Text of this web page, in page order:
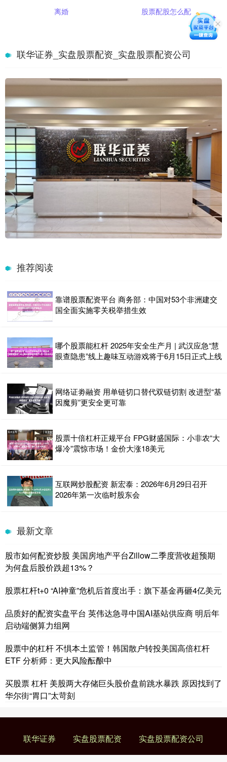
离婚 股票配股怎么配
联华证券_实盘股票配资_实盘股票配资公司
推荐阅读
靠谱股票配资平台 商务部：中国对53个非洲建交
国全面实施零关税举措生效
哪个股票能杠杆 2025年安全生产月 | 武汉应急“慧
眼查隐患”线上趣味互动游戏将于6月15日正式上线
网络证劵融资 用单链切口替代双链切割 改进型“基
因魔剪”更安全更可靠
股票十倍杠杆正规平台 FPG财盛国际：小非农“大
爆冷”震惊市场！金价大涨18美元
互联网炒股配资 新宏泰：2026年6月29日召开
2026年第一次临时股东会
最新文章
股市如何配资炒股 美国房地产平台Zillow二季度营收超预期
为何盘后股价跌超13%？
股票杠杆t+0 “AI神童”危机后首度出手：旗下基金再砸4亿美元
品质好的配资实盘平台 英伟达急寻中国AI基站供应商 明后年
启动端侧算力组网
股票中的杠杆 不惧本土监管！韩国散户转投美国高倍杠杆
ETF 分析师：更大风险酝酿中
买股票 杠杆 美股两大存储巨头股价盘前跳水暴跌 原因找到了
华尔街“胃口”太苛刻
联华证券 实盘股票配资 实盘股票配资公司